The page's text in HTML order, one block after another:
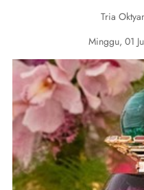
Tria
Minggu, 01